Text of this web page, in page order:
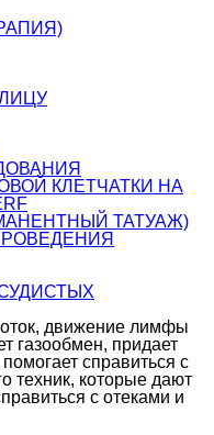
КЛЕТЧАТКИ НА
ТАТУАЖ)
движение лимфы
газообмен, придает
справиться с
техник, которые дают
с отеками и